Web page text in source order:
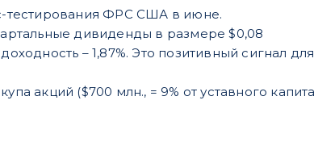
тестирования ФРС США в июне.
дивиденды в размере $0,08
– 1,87%. Это позитивный сигнал
акций ($700 млн., = 9% от уставного